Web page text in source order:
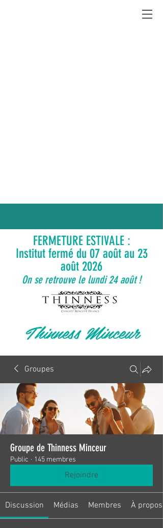
FERMETURE ESTIVALE :
Institut fermé du 07 août au 23
août 2026
On se retrouve le lundi 24 août !
Thinness Minceur
Groupes
Groupe de Thinness Minceur
Public · 145 membres
Rejoindre
Discussion Médias Membres À propos